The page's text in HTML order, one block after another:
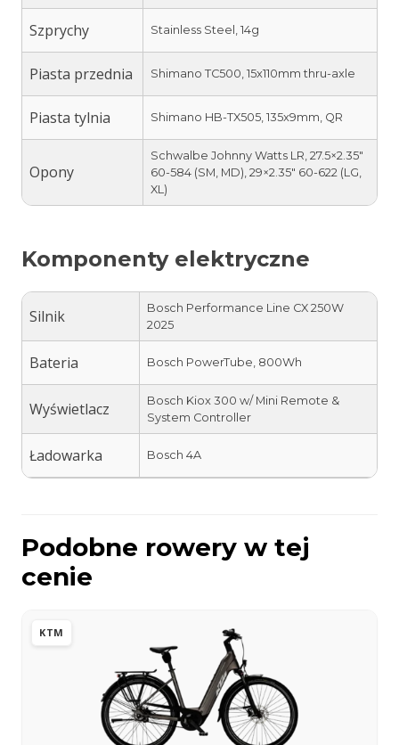
Szprychy Stainless Steel, 14g
Piasta przednia Shimano TC500, 15x110mm thru-axle
Piasta tylnia Shimano HB-TX505, 135x9mm, QR
Opony
Schwalbe Johnny Watts LR, 27.5×2.35″
60-584 (SM, MD), 29×2.35″ 60-622 (LG,
XL)
Komponenty elektryczne
Silnik
Bosch Performance Line CX 250W
2025
Bateria Bosch PowerTube, 800Wh
Wyświetlacz
Bosch Kiox 300 w/ Mini Remote &
System Controller
Ładowarka Bosch 4A
Podobne rowery w tej
cenie
KTM